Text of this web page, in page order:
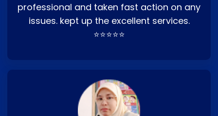
professional and taken fast action on any
issues. kept up the excellent services.
⭐⭐⭐⭐⭐